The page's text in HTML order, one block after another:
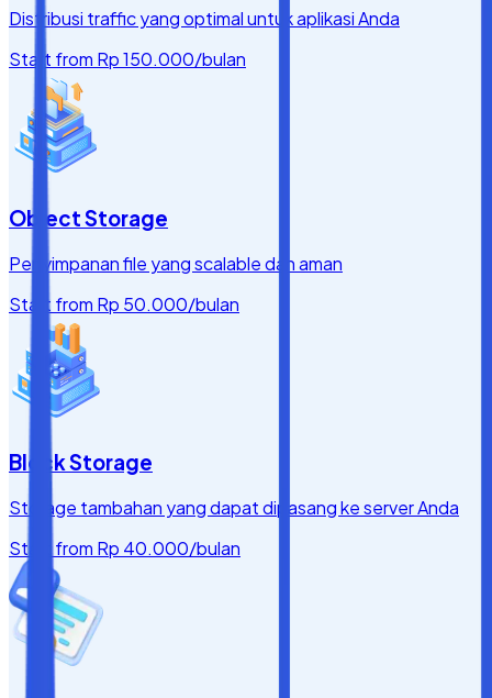
Distribusi traffic yang optimal untuk aplikasi Anda
Start from Rp 150.000/bulan
Object Storage
Penyimpanan file yang scalable dan aman
Start from Rp 50.000/bulan
Block Storage
Storage tambahan yang dapat dipasang ke server Anda
Start from Rp 40.000/bulan